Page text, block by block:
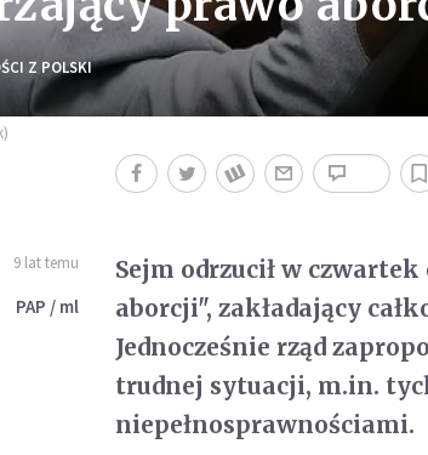
Z POLSKI
9 lat temu
PAP / ml
Sejm odrzucił w
aborcji", zakładający
Jednocześnie rząd
trudnej sytuacji, m.in.
niepełnosprawnościami.